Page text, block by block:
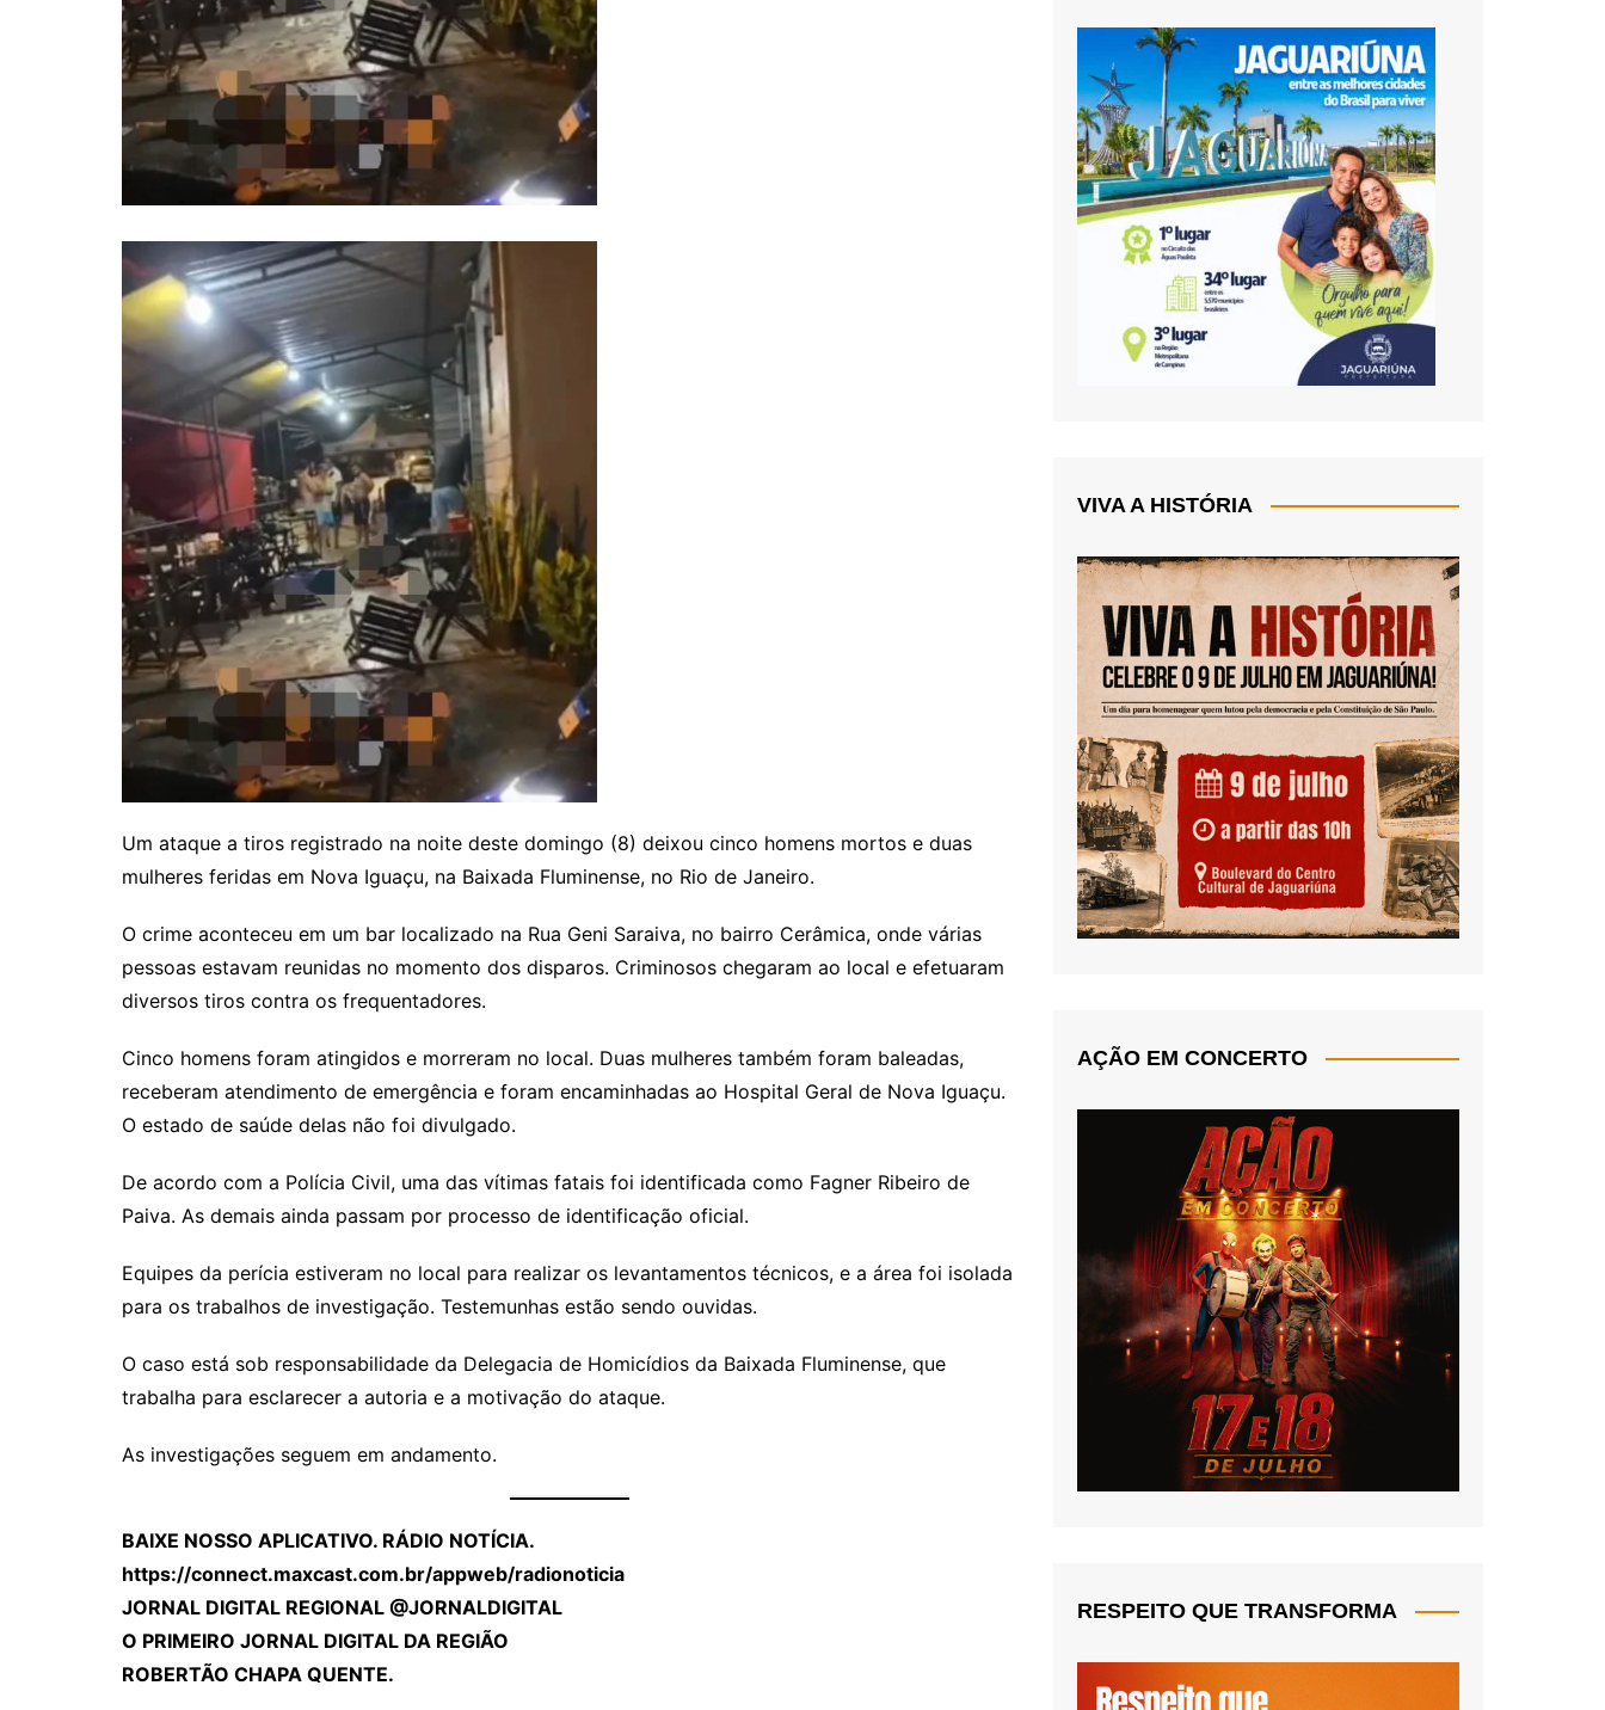
Um ataque a tiros registrado na noite deste domingo (8) deixou cinco homens mortos e duas
mulheres feridas em Nova Iguaçu, na Baixada Fluminense, no Rio de Janeiro.
O crime aconteceu em um bar localizado na Rua Geni Saraiva, no bairro Cerâmica, onde várias
pessoas estavam reunidas no momento dos disparos. Criminosos chegaram ao local e efetuaram
diversos tiros contra os frequentadores.
Cinco homens foram atingidos e morreram no local. Duas mulheres também foram baleadas,
receberam atendimento de emergência e foram encaminhadas ao Hospital Geral de Nova Iguaçu.
O estado de saúde delas não foi divulgado.
De acordo com a Polícia Civil, uma das vítimas fatais foi identificada como Fagner Ribeiro de
Paiva. As demais ainda passam por processo de identificação oficial.
Equipes da perícia estiveram no local para realizar os levantamentos técnicos, e a área foi isolada
para os trabalhos de investigação. Testemunhas estão sendo ouvidas.
O caso está sob responsabilidade da Delegacia de Homicídios da Baixada Fluminense, que
trabalha para esclarecer a autoria e a motivação do ataque.
As investigações seguem em andamento.
BAIXE NOSSO APLICATIVO. RÁDIO NOTÍCIA.
https://connect.maxcast.com.br/appweb/radionoticia
JORNAL DIGITAL REGIONAL @JORNALDIGITAL
O PRIMEIRO JORNAL DIGITAL DA REGIÃO
ROBERTÃO CHAPA QUENTE.
VIVA A HISTÓRIA
AÇÃO EM CONCERTO
RESPEITO QUE TRANSFORMA